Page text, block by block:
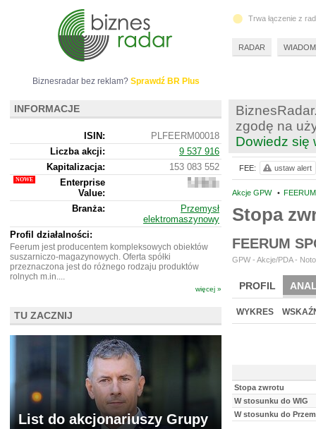
zgodę na
Dowiedz się
Akcje GPW •
Stopa
FEERUM
GPW - Akcje/PDA -
PROFIL
BR LAB
WYKRES
Stopa zwrotu
W stosunku do WIG
W stosunku do
FEE: ustaw alert
Biznesradar bez reklam? Sprawdź BR Plus
INFORMACJE
ISIN:
PLFEERM00018
Liczba akcji:
9 537 916
Kapitalizacja:
153 083 552
Enterprise
Value:
142
552
Branża:
Przemysł
elektromaszynowy
Profil działalności:
Feerum jest producentem kompleksowych obiektów
suszarniczo-magazynowych. Oferta spółki
przeznaczona jest do różnego rodzaju produktów
rolnych m.in....
więcej »
TU ZACZNIJ
List do akcjonariuszy Grupy
Trwa łączenie z
RADAR